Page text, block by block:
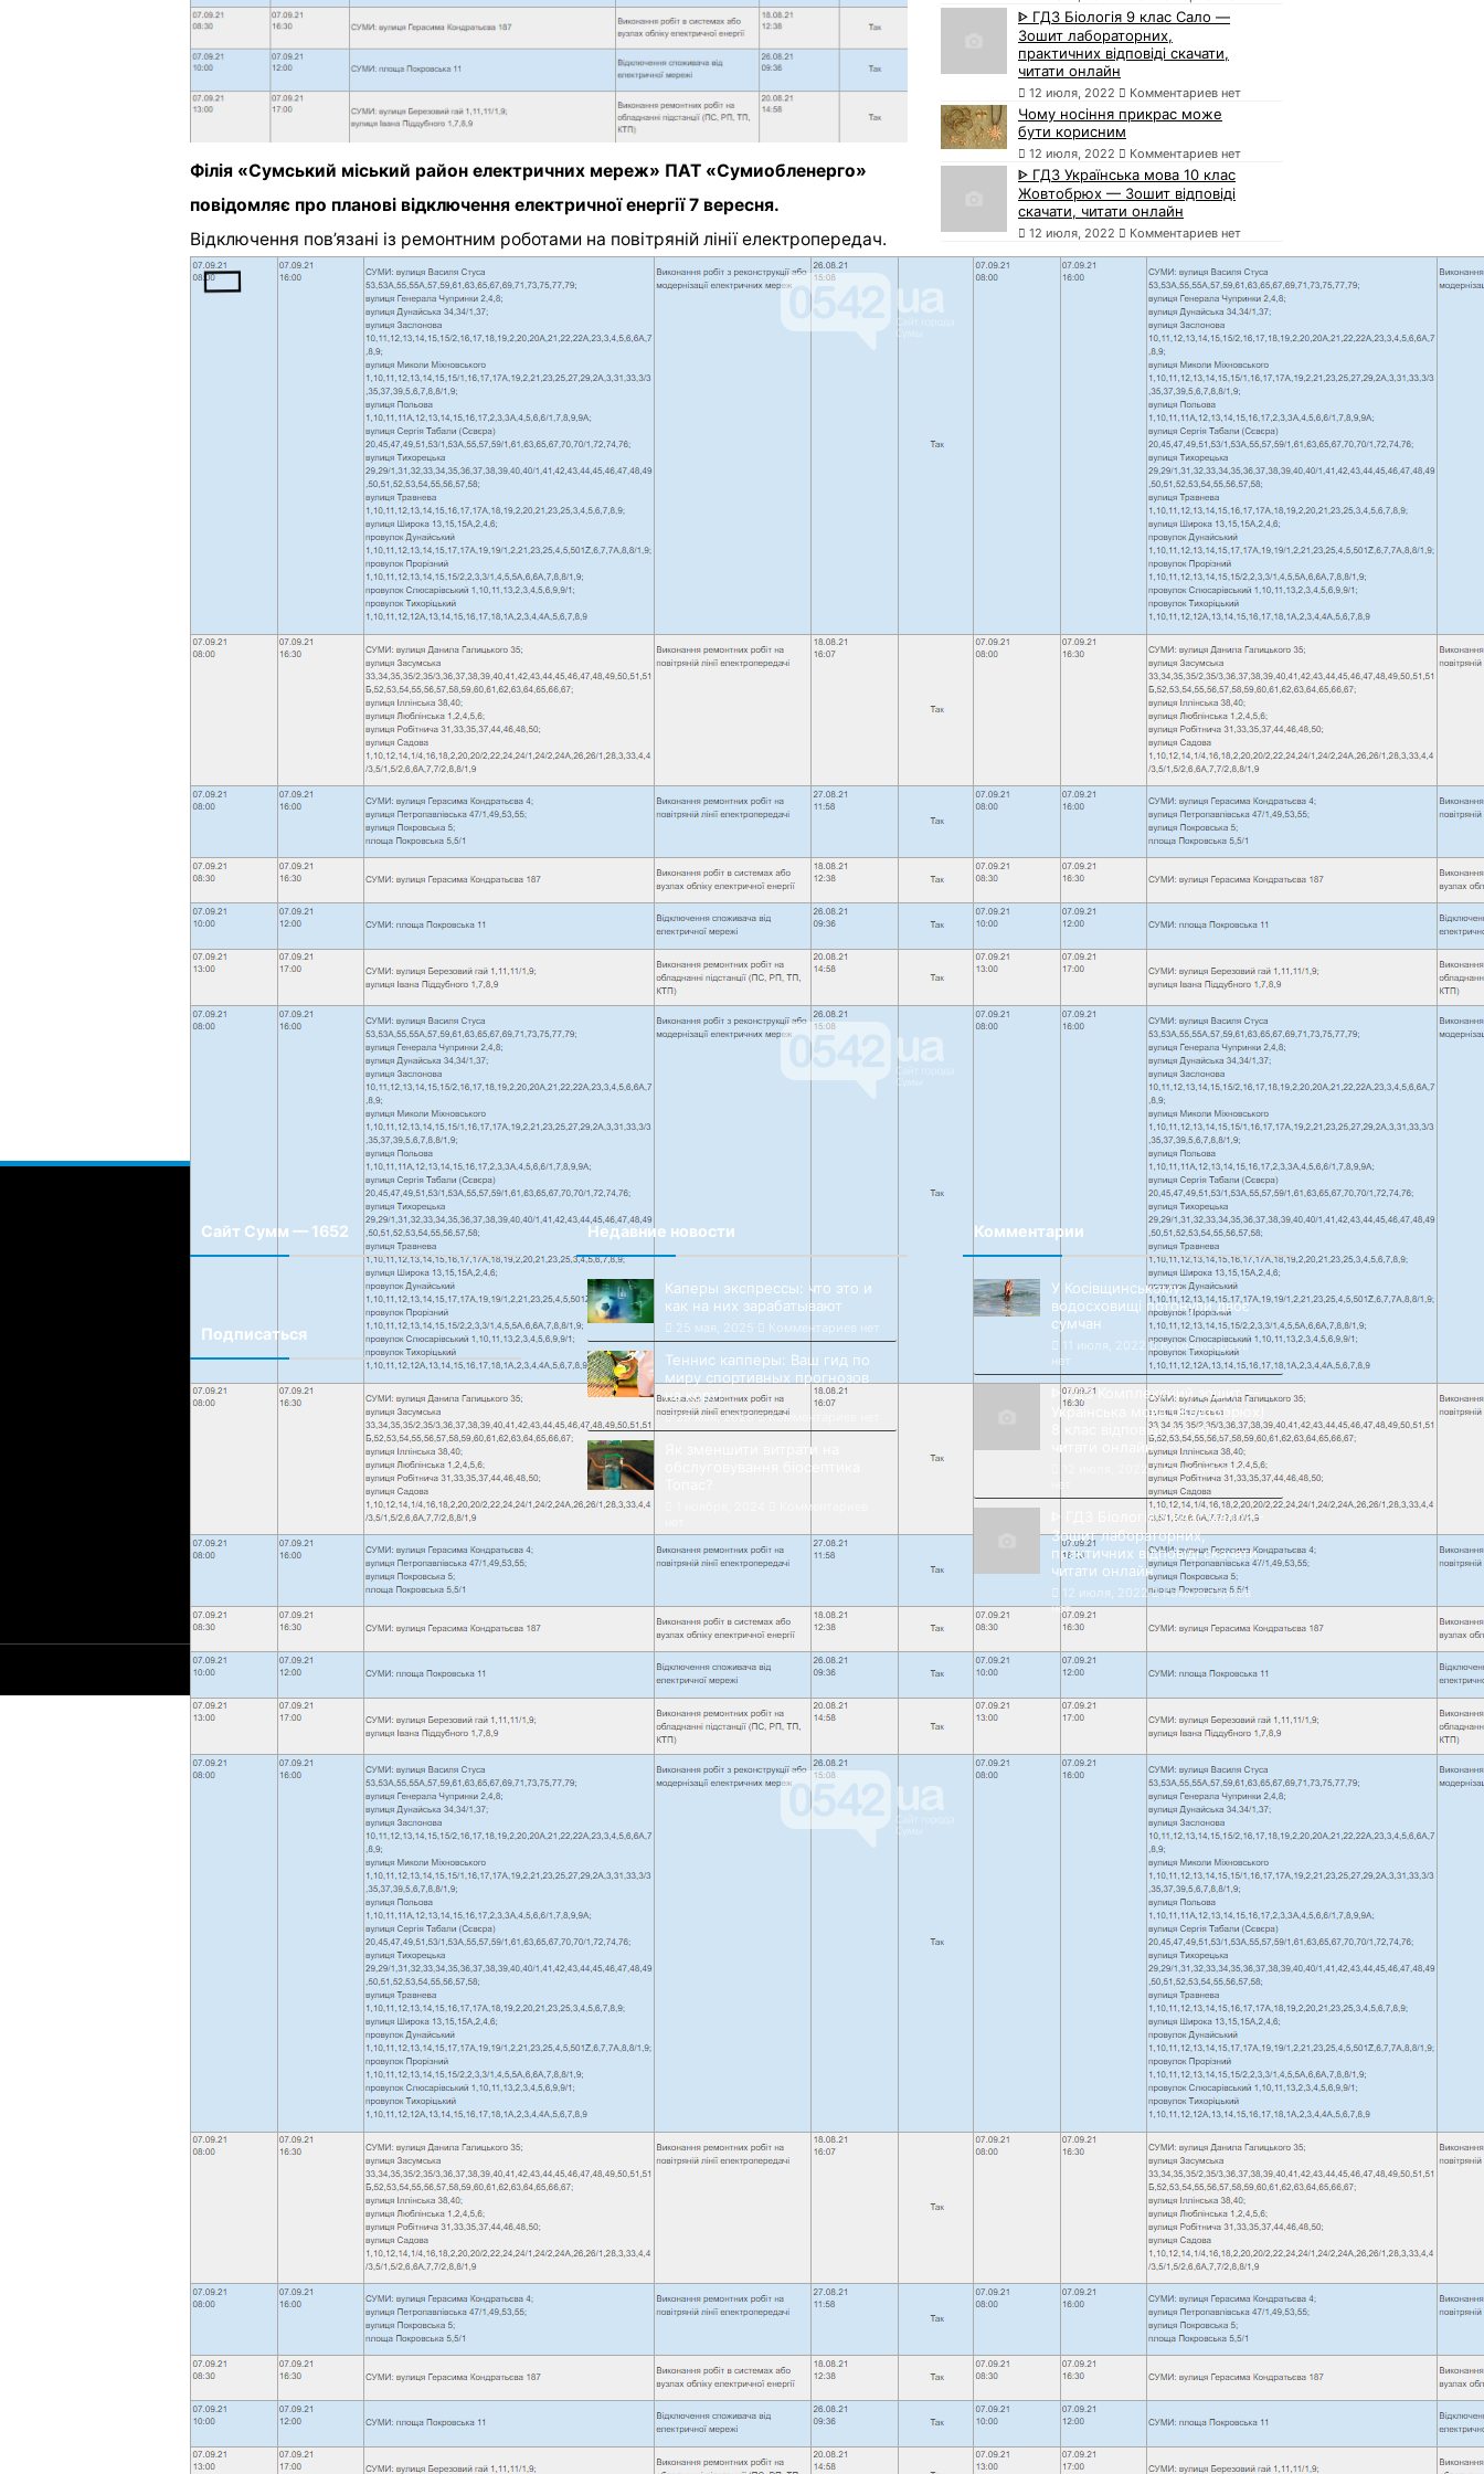
Філія «Сумський міський район електричних мереж» ПАТ «Сумиобленерго»
повідомляє про планові відключення електричної енергії 7 вересня.
Відключення пов’язані із ремонтним роботами на повітряній лінії електропередач.
Держпродспоживслужба
Следующая запись
Добавить комментарий
Ваш адрес email не будет опубликован.
Сохранить моё имя, email и адрес сайта в этом браузере для последующих моих комментариев.
ᐈ ГДЗ Біологія 9 клас Сало —
Зошит лабораторних,
практичних відповіді скачати,
читати онлайн
12 июля, 2022 Комментариев нет
Чому носіння прикрас може
бути корисним
12 июля, 2022 Комментариев нет
ᐈ ГДЗ Українська мова 10 клас
Жовтобрюх — Зошит відповіді
скачати, читати онлайн
12 июля, 2022 Комментариев нет
Сайт Сумм — 1652
Подписаться
Недавние новости
Каперы экспрессы: что это и
как на них зарабатывают
25 мая, 2025 Комментариев нет
Теннис капперы: Ваш гид по
миру спортивных прогнозов
на корт!
25 мая, 2025 Комментариев нет
Як зменшити витрати на
обслуговування біосептика
Комментариев
Комментарии
У Косівщинському
водосховищі потонули двоє
сумчан
11 июля, 2022
Комментариев
нет
ᐈ ГДЗ Комплексний зошит —
Українська мова (Жовтобрюх)
8 клас відповіді скачати,
читати онлайн
12 июля, 2022
Комментариев
нет
ᐈ ГДЗ Біологія 9 клас Сало —
Зошит лабораторних,
практичних відповіді скачати,
читати онлайн
12 июля, 2022
Комментариев
нет
© 2020-2025 Сайт Сумм - 1652